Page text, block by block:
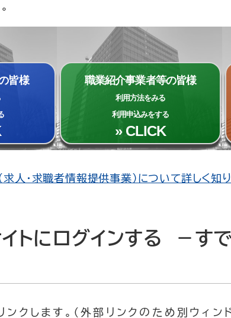
皆様 職業紹介事業者等の皆様
利用方法をみる
利用申込みをする
» CLICK
求人・求職者情報提供事業）について詳しく知
トにログインする －す
ンクします。（外部リンクのため別ウィン